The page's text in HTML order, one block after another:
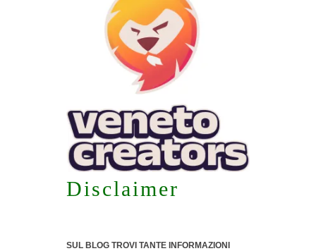
Disclaimer
SUL BLOG TROVI TANTE INFORMAZIONI